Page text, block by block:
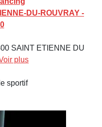
DU-ROUVRAY -
SAINT ETIENNE DU
plus
sportif